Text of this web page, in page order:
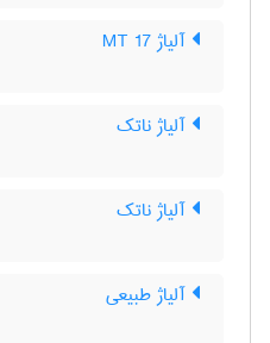
آلیاژ MT 17
آلیاژ ناتک
آلیاژ ناتک
آلیاژ طبیعی